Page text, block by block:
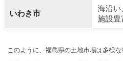
いわき市
海沿い
施設豊
このように、福島県の土地市場は多様